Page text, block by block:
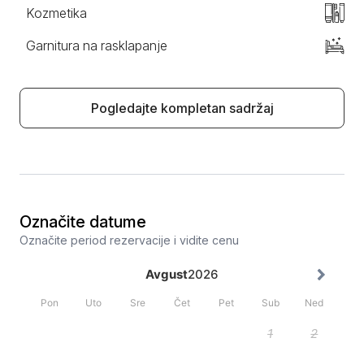
Kozmetika
Garnitura na rasklapanje
Pogledajte kompletan sadržaj
Označite datume
Označite period rezervacije i vidite cenu